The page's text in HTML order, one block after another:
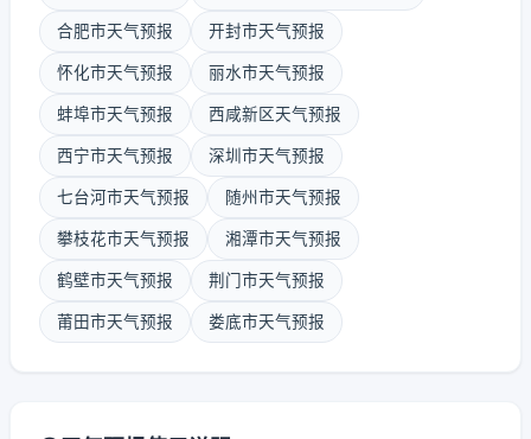
合肥市天气预报 开封市天气预报
怀化市天气预报 丽水市天气预报
蚌埠市天气预报 西咸新区天气预报
西宁市天气预报 深圳市天气预报
七台河市天气预报 随州市天气预报
攀枝花市天气预报 湘潭市天气预报
鹤壁市天气预报 荆门市天气预报
莆田市天气预报 娄底市天气预报